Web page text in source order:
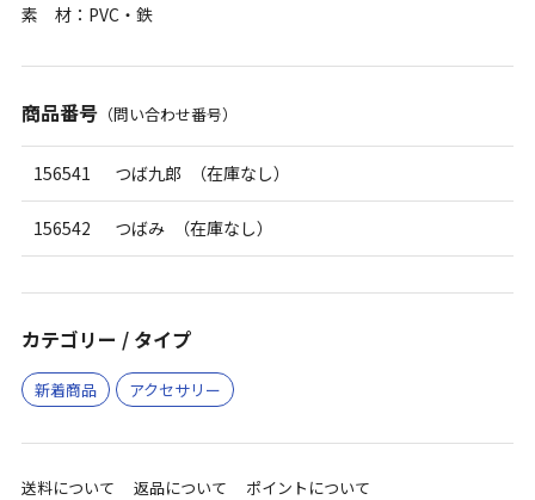
素 材：PVC・鉄
商品番号（問い合わせ番号）
156541 つば九郎 （在庫なし）
156542 つばみ （在庫なし）
カテゴリー / タイプ
新着商品 アクセサリー
送料について 返品について ポイントについて